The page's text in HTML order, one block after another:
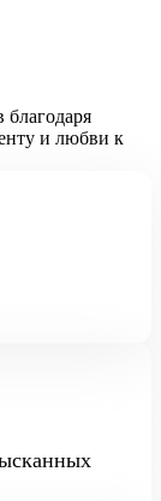
и любви к